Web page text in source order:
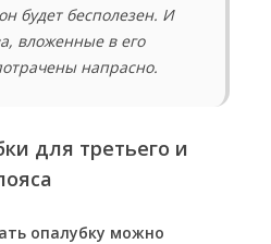
будет бесполезен. И
вложенные в его
напрасно.
для третьего и
опалубку можно